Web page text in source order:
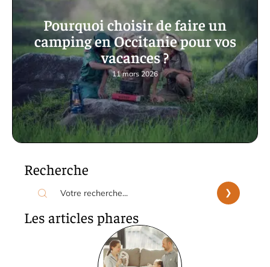
Pourquoi choisir de faire un
camping en Occitanie pour vos
vacances ?
11 mars 2026
Recherche
Les articles phares